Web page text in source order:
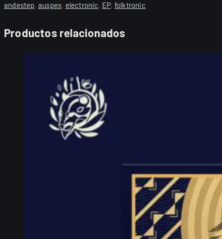
andestep,auspex, electronic, EP, folktronic
Productos relacionados